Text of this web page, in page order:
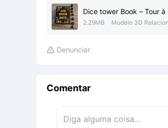
Dice tower Book – Tour à
2.29MB Modelo 3D
 Denunciar
Comentar